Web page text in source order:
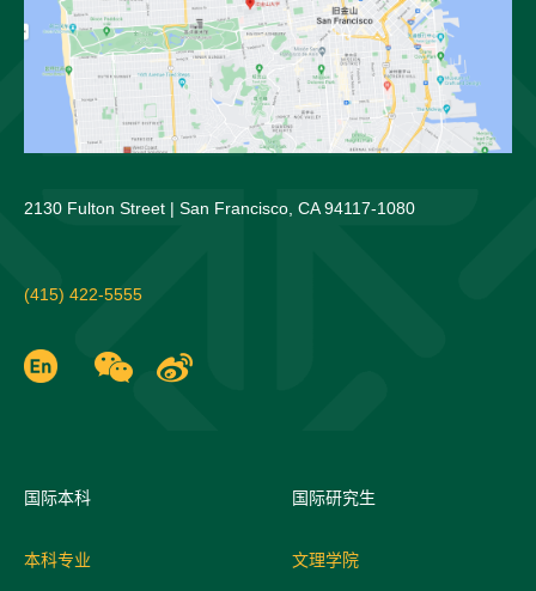
2130 Fulton Street | San Francisco, CA 94117-1080
(415) 422-5555
国际本科
本科专业
国际研究生
文理学院